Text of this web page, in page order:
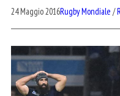
24 Maggio 2016Rugby Mondiale /